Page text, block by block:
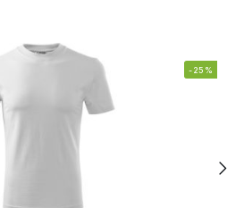
-25%